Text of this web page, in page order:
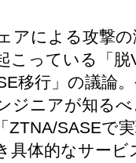
アによる攻撃
こっている「脱
移行」の議論
ジニアが知る
ZTNA/SASEで
具体的なサー